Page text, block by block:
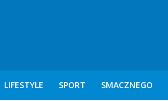
LIFESTYLE SPORT SMACZNEGO